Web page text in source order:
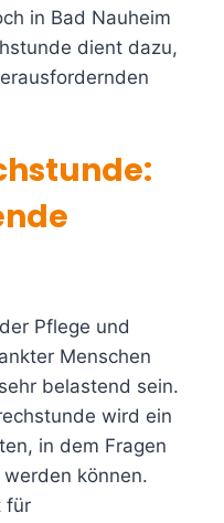
in Bad Nauheim
dient dazu,
Pflege und
Menschen
belastend sein.
wird ein
in dem Fragen
können.
für